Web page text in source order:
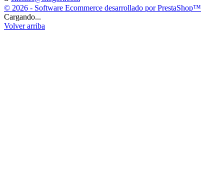
© 2026 - Software Ecommerce desarrollado por PrestaShop™
Cargando...
Volver arriba